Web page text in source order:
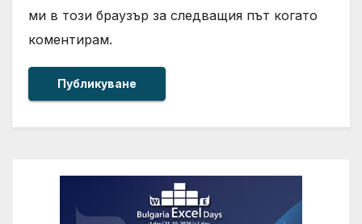
ми в този браузър за следващия път когато
коментирам.